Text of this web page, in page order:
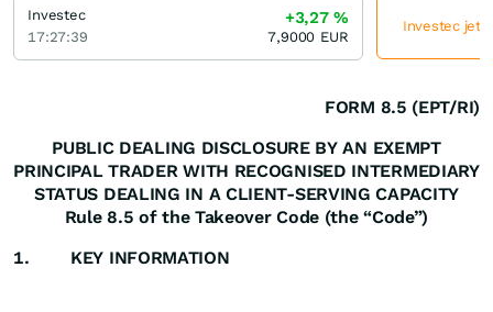
FORM 8.5 (EPT/RI)
PUBLIC DEALING DISCLOSURE BY AN EXEMPT
PRINCIPAL TRADER WITH RECOGNISED INTERMEDIARY
STATUS DEALING IN A CLIENT-SERVING CAPACITY
Rule 8.5 of the Takeover Code (the “Code”)
1. KEY INFORMATION
Investec
17:27:39
+3,27%
7,9000 EUR
Investec